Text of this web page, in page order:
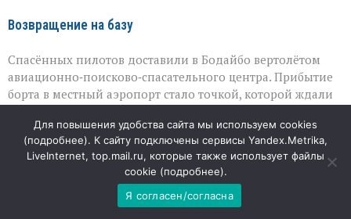
Возвращение на базу
Спасённых пилотов доставили в Бодайбо вертолётом
авиационно‑поисково‑спасательного центра. Прибытие
борта в местный аэропорт стало точкой, которой ждали
развитием событий. Сам факт, что экипаж эвакуирован в
целости, воспринимается как серьёзная удача — в
условиях дикой природы благополучный исход не
гарантирован даже при самых чётких планах.
Для повышения удобства сайта мы используем cookies
(подробнее). К сайту подключены сервисы Yandex.Metrika,
LiveInternet, top.mail.ru, которые также использует файлы
cookie (подробнее).
Я согласен/согласна